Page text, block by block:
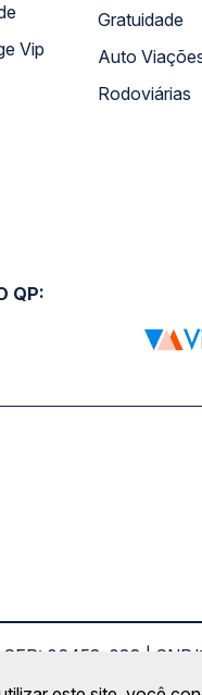
Vip
Gratuidade
Auto
Rodoviárias
QP:
06453-038 |